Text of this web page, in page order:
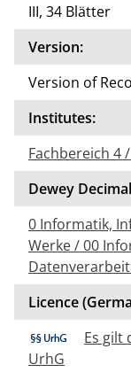
III, 34 Blätter
Version:
Version of
Institutes:
Fachbereich 4
Dewey
0 Informatik,
Werke / 00
Licence
Es gilt
UrhG